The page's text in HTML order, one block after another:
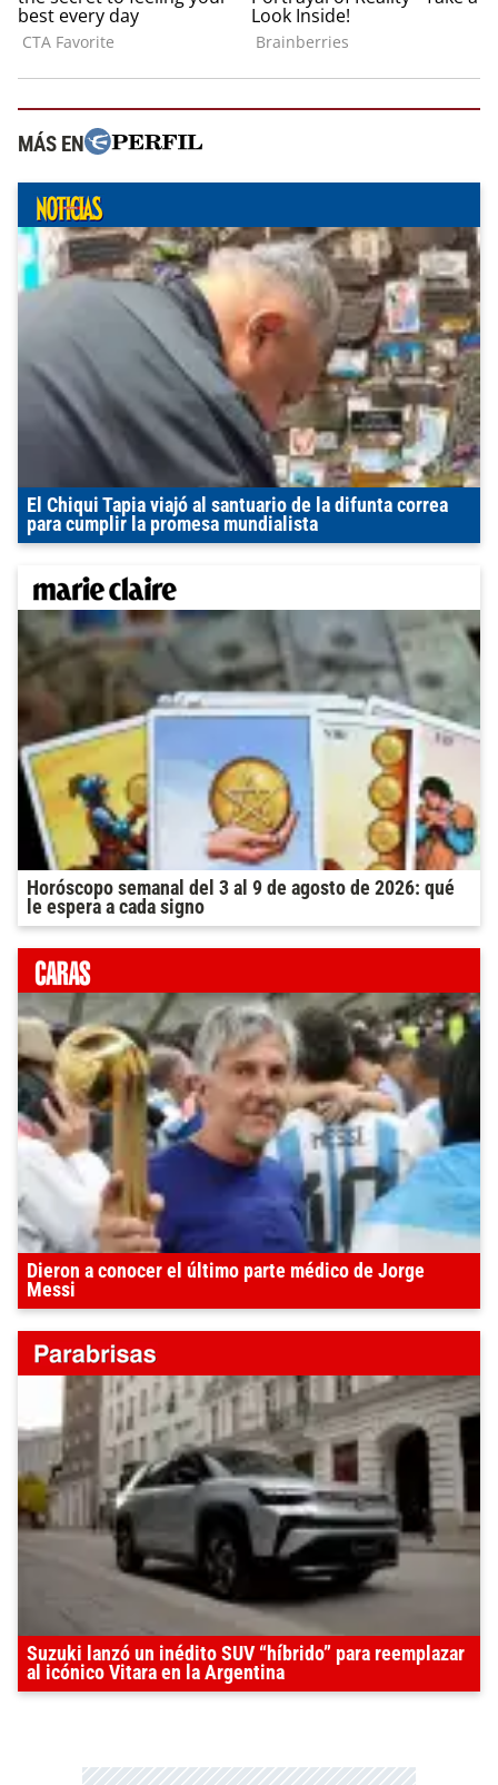
MÁS EN
El Chiqui Tapia viajó al santuario de la difunta correa
para cumplir la promesa mundialista
Horóscopo semanal del 3 al 9 de agosto de 2026: qué
le espera a cada signo
Dieron a conocer el último parte médico de Jorge
Messi
Suzuki lanzó un inédito SUV “híbrido” para reemplazar
al icónico Vitara en la Argentina